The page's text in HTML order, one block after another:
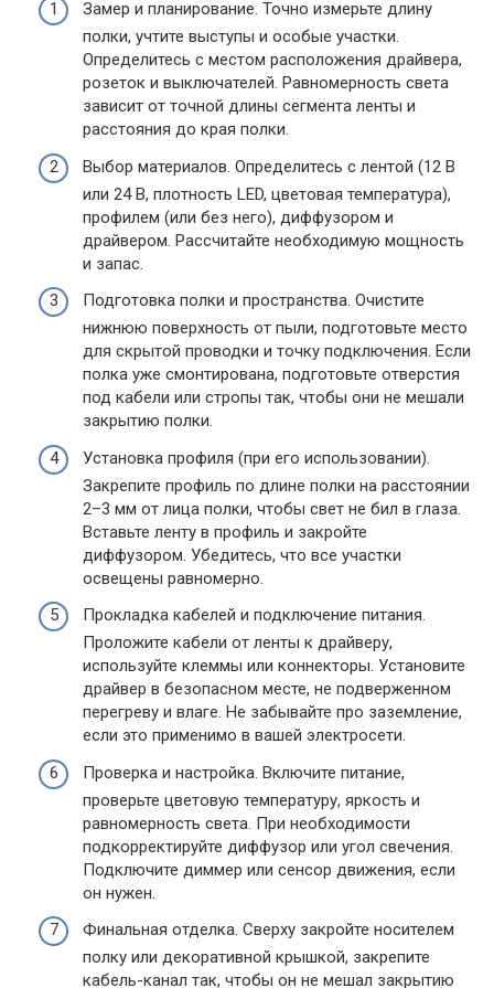
Замер и планирование. Точно измерьте длину
полки, учтите выступы и особые участки.
Определитесь с местом расположения драйвера,
розеток и выключателей. Равномерность света
зависит от точной длины сегмента ленты и
расстояния до края полки.
Выбор материалов. Определитесь с лентой (12 В
или 24 В, плотность LED, цветовая температура),
профилем (или без него), диффузором и
драйвером. Рассчитайте необходимую мощность
и запас.
Подготовка полки и пространства. Очистите
нижнюю поверхность от пыли, подготовьте место
для скрытой проводки и точку подключения. Если
полка уже смонтирована, подготовьте отверстия
под кабели или стропы так, чтобы они не мешали
закрытию полки.
Установка профиля (при его использовании).
Закрепите профиль по длине полки на расстоянии
2–3 мм от лица полки, чтобы свет не бил в глаза.
Вставьте ленту в профиль и закройте
диффузором. Убедитесь, что все участки
освещены равномерно.
Прокладка кабелей и подключение питания.
Проложите кабели от ленты к драйверу,
используйте клеммы или коннекторы. Установите
драйвер в безопасном месте, не подверженном
перегреву и влаге. Не забывайте про заземление,
если это применимо в вашей электросети.
Проверка и настройка. Включите питание,
проверьте цветовую температуру, яркость и
равномерность света. При необходимости
подкорректируйте диффузор или угол свечения.
Подключите диммер или сенсор движения, если
он нужен.
Финальная отделка. Сверху закройте носителем
полку или декоративной крышкой, закрепите
кабель-канал так, чтобы он не мешал закрытию